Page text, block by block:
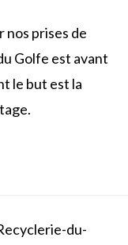
nos prises de
Golfe est avant
le but est la
du-